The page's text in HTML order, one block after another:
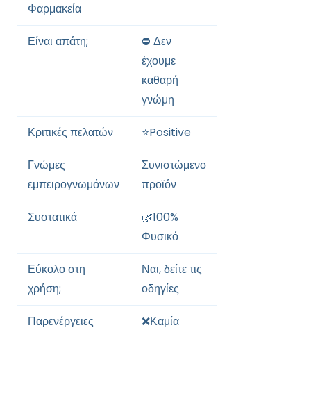
Φαρμακεία
Είναι απάτη;
⛔️ Δεν
έχουμε
καθαρή
γνώμη
Κριτικές πελατών ⭐️Positive
Γνώμες
εμπειρογνωμόνων
Συνιστώμενο
προϊόν
Συστατικά
🌿100%
Φυσικό
Εύκολο στη
χρήση;
Ναι, δείτε τις
οδηγίες
Παρενέργειες ❌Καμία